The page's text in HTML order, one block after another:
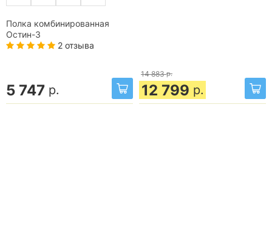
Полка комбинированная
Остин-3
2 отзыва
5 747 р.
14 883 р.
12 799 р.